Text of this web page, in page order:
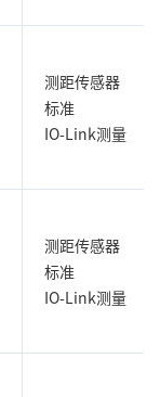
测距传感器
标准
IO-Link测量
测距传感器
标准
IO-Link测量